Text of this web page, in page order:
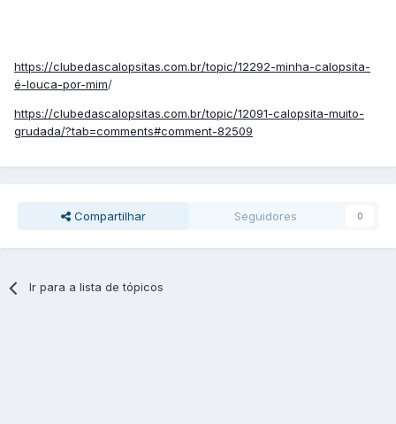
https://clubedascalopsitas.com.br/topic/12292-minha-calopsita-
é-louca-por-mim/
https://clubedascalopsitas.com.br/topic/12091-calopsita-muito-
grudada/?tab=comments#comment-82509
Compartilhar Seguidores 0
Ir para a lista de tópicos